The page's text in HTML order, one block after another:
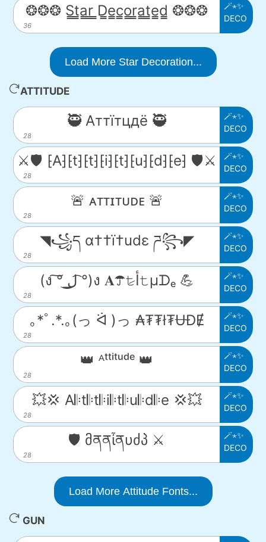
36
❂❂❂ S̳t̳a̳r̳ ̳D̳e̳c̳o̳r̳a̳t̳e̳d̳ ❂❂❂
🪄⋆✨
DECO
Load More Star Decoration...
ATTITUDE
28
🥷 Аттїтцдё 🥷
🪄⋆✨
DECO
28
⚔️🛡️ ⁅A⁆⁅t⁆⁅t⁆⁅i⁆⁅t⁆⁅u⁆⁅d⁆⁅e⁆ 🛡️⚔️
🪄⋆✨
DECO
28
🚨 ᴀᴛᴛɪᴛᴜᴅᴇ 🚨
🪄⋆✨
DECO
28
◥꧁ད α††ï†udε ཌ꧂◤
🪄⋆✨
DECO
28
(ง ͠° ͟ل͜ ͡°)ง 𝐀☂𝚝̷ﺃ𝚝µᗪₑ 💪
🪄⋆✨
DECO
28
｡*ﾟ.*.｡(っ ᐛ )っ ₳₮₮ł₮ɄĐɆ
🪄⋆✨
DECO
28
👑 ᴬᵗᵗⁱᵗᵘᵈᵉ 👑
🪄⋆✨
DECO
28
💥💢 A𝄆t𝄆t𝄆i𝄆t𝄆u𝄆d𝄆e 💢💥
🪄⋆✨
DECO
28
🛡️ მནནἶནυძპ ⚔️
🪄⋆✨
DECO
Load More Attitude Fonts...
GUN